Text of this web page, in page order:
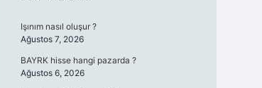
SIDEBAR
Işınım nasıl oluşur ?
Ağustos 7, 2026
BAYRK hisse hangi pazarda ?
Ağustos 6, 2026